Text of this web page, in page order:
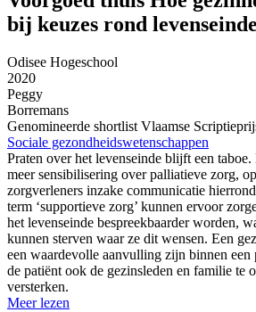
bij keuzes rond levenseinde
Odisee Hogeschool
2020
Peggy
Borremans
Genomineerde shortlist Vlaamse
Sociale gezondheidswetenschappen
Praten over het levenseinde blijft een
meer sensibilisering over palliatieve zorg,
zorgverleners inzake communicatie
term ‘supportieve zorg’ kunnen ervoor
het levenseinde bespreekbaarder worden,
kunnen sterven waar ze dit wensen. Een
een waardevolle aanvulling zijn binnen een
de patiënt ook de gezinsleden en familie te
versterken.
Meer lezen